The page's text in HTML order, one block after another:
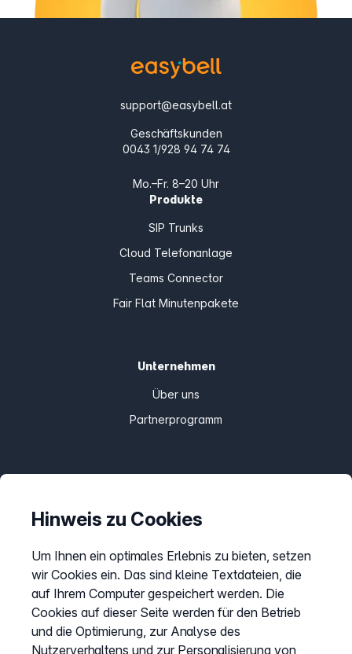
support@easybell.at
Geschäftskunden
0043 1/928 94 74 74
Mo.–Fr. 8–20 Uhr
Produkte
SIP Trunks
Cloud Telefonanlage
Teams Connector
Fair Flat Minutenpakete
Unternehmen
Über uns
Partnerprogramm
Preise
AGB
Datenschutz
Impressum
Cookies anpassen
Hinweis zu Cookies
Um Ihnen ein optimales Erlebnis zu bieten, setzen
wir Cookies ein. Das sind kleine Textdateien, die
auf Ihrem Computer gespeichert werden. Die
Cookies auf dieser Seite werden für den Betrieb
und die Optimierung, zur Analyse des
Nutzerverhaltens und zur Personalisierung von